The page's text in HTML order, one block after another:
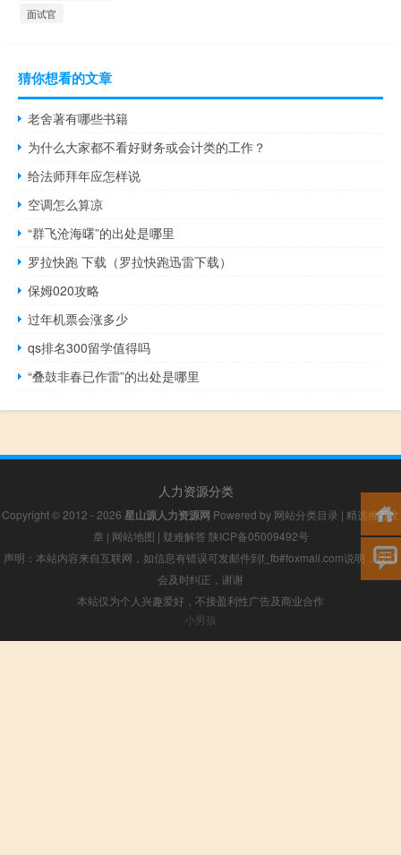
面试官
猜你想看的文章
老舍著有哪些书籍
为什么大家都不看好财务或会计类的工作？
给法师拜年应怎样说
空调怎么算凉
“群飞沧海曙”的出处是哪里
罗拉快跑 下载（罗拉快跑迅雷下载）
保姆020攻略
过年机票会涨多少
qs排名300留学值得吗
“叠鼓非春已作雷”的出处是哪里
人力资源分类
Copyright © 2012 - 2026 星山源人力资源网 Powered by 网站分类目录 | 精选推荐文
章 | 网站地图 | 疑难解答 陕ICP备05009492号
声明：本站内容来自互联网，如信息有错误可发邮件到f_fb#foxmail.com说明，我们
会及时纠正，谢谢
本站仅为个人兴趣爱好，不接盈利性广告及商业合作
小男孩